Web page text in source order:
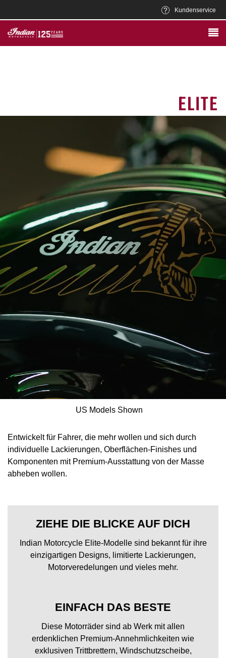
Kundenservice
ELITE
US Models Shown
Entwickelt für Fahrer, die mehr wollen und sich durch
individuelle Lackierungen, Oberflächen-Finishes und
Komponenten mit Premium-Ausstattung von der Masse
abheben wollen.
ZIEHE DIE BLICKE AUF DICH
Indian Motorcycle Elite-Modelle sind bekannt für ihre
einzigartigen Designs, limitierte Lackierungen,
Motorveredelungen und vieles mehr.
EINFACH DAS BESTE
Diese Motorräder sind ab Werk mit allen
erdenklichen Premium-Annehmlichkeiten wie
exklusiven Trittbrettern, Windschutzscheibe,